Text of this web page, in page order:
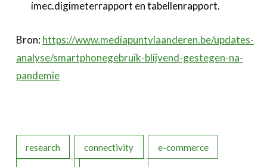
imec.digimeterrapport en tabellenrapport.
Bron:https://www.mediapuntvlaanderen.be/updates-
analyse/smartphonegebruik-blijvend-gestegen-na-
pandemie
research connectivity e-commerce